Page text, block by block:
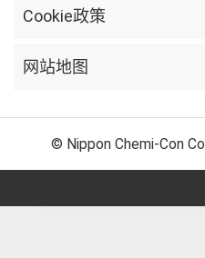
Cookie政策
网站地图
© Nippon Chemi-Con